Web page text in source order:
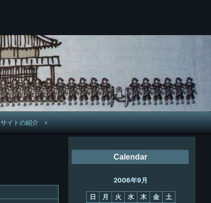
サイトの紹介
PC略歴
Calendar
2006年9月
日 月 火 水 木 金 土